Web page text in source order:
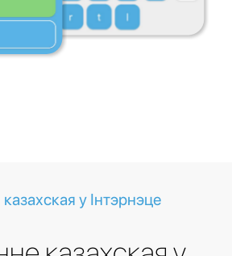
у Інтэрнэце